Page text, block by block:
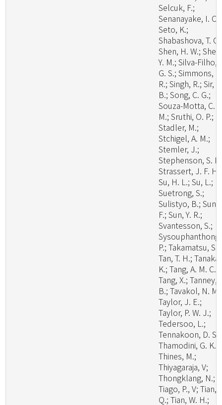
Selcuk, F.;
Senanayake, I. C.;
Seto, K.;
Shabashova, T.
Shen, H. W.;
Y. M.; Silva-Filho,
G. S.; Simmons,
R.; Singh, R.; Sir,
B.; Song, C. G.;
Souza-Motta, C.
M.; Sruthi, O. P.;
Stadler, M.;
Stchigel, A. M.;
Stemler, J.;
Stephenson, S.
Strassert, J. F. H.;
Su, H. L.; Su, L.;
Suetrong, S.;
Sulistyo, B.; Sun,
F.; Sun, Y. R.;
Svantesson, S.;
Sysouphanthong,
P.; Takamatsu, S.;
Tan, T. H.; Tanaka,
K.; Tang, A. M. C.;
Tang, X.; Tanney,
B.; Tavakol, N. M.;
Taylor, J. E.;
Taylor, P. W. J.;
Tedersoo, L.;
Tennakoon, D. S.;
Thamodini, G. K.;
Thines, M.;
Thiyagaraja, V;
Thongklang, N.;
Tiago, P., V; Tian,
Q.; Tian, W. H.;